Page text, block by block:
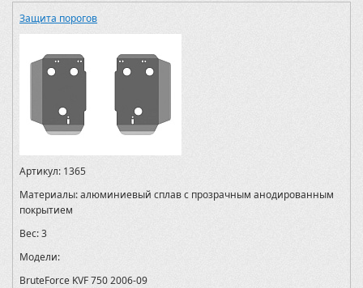
Защита порогов
Артикул: 1365
Материалы:алюминиевый сплав с прозрачным анодированным
покрытием
Вес:3
Модели:
BruteForce KVF 750 2006-09